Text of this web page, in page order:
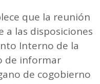
que la reunión
a las disposiciones
Interno de la
de informar
de cogobierno